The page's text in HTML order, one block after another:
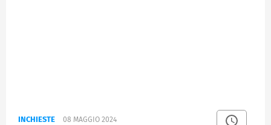
INCHIESTE 08 MAGGIO 2024